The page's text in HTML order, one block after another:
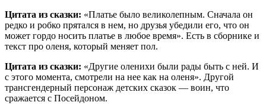
Цитата из сказки: «Платье было великолепным. Сначала он
редко и робко прятался в нем, но друзья убедили его, что он
может гордо носить платье в любое время». Есть в сборнике и
текст про оленя, который меняет пол.
Цитата из сказки: «Другие оленихи были рады быть с ней. И
с этого момента, смотрели на нее как на оленя». Другой
трансгендерный персонаж детских сказок — воин, что
сражается с Посейдоном.